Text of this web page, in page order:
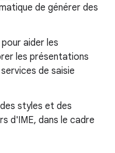
de générer des
aider les
les présentations
de saisie
styles et des
d'IME, dans le cadre